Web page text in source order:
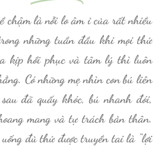
chậm là nỗi lo âm ỉ của rất nhiều
những tuần đầu khi mọi thứ
kịp hồi phục và tâm lý thì luôn
Có những mẹ nhìn con bú liên
đã quấy khóc, bú nhanh đói,
mang và tự trách bản thân.
đủ thứ được truyền tai là “lợi